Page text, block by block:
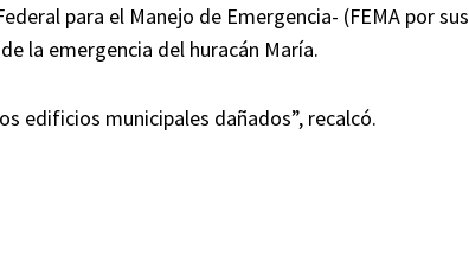
para el Manejo de Emergencia- (FEMA por sus
la emergencia del huracán María.
edificios municipales dañados”, recalcó.